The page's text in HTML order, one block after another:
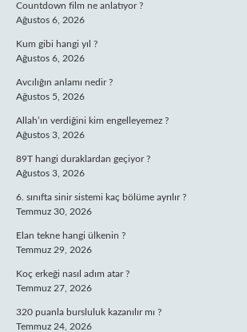
Countdown film ne anlatıyor ?
Ağustos 6, 2026
Kum gibi hangi yıl ?
Ağustos 6, 2026
Avcılığın anlamı nedir ?
Ağustos 5, 2026
Allah’ın verdiğini kim engelleyemez ?
Ağustos 3, 2026
89T hangi duraklardan geçiyor ?
Ağustos 3, 2026
6. sınıfta sinir sistemi kaç bölüme ayrılır ?
Temmuz 30, 2026
Elan tekne hangi ülkenin ?
Temmuz 29, 2026
Koç erkeği nasıl adım atar ?
Temmuz 27, 2026
320 puanla bursluluk kazanılır mı ?
Temmuz 24, 2026